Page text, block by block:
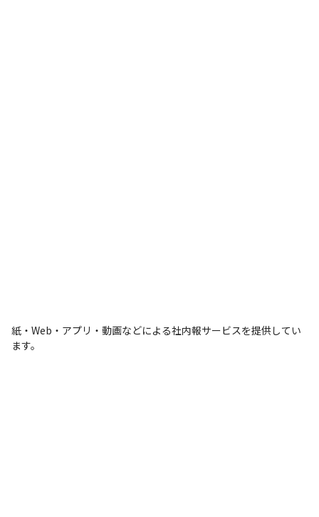
紙・Web・アプリ・動画などによる社内報サービスを提供してい
ます。